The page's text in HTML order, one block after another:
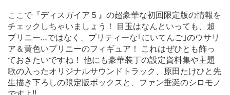
ここで『ディスガイア５』の超豪華な初回限定版の情報を
チェックしちゃいましょう！ 目玉はなんといっても、超
プリニー…ではなく、プリティーな｢にいてんご｣のウサリ
ア＆黄色いプリニーのフィギュア！ これはぜひとも飾っ
ておきたいですね！ 他にも豪華装丁の設定資料集や主題
歌の入ったオリジナルサウンドトラック、原田たけひと先
生描き下ろしの限定版ボックスと、ファン垂涎のシロモノ